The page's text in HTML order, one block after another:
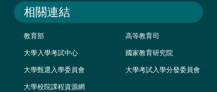
相關連結
教育部 高等教育司
大學入學考試中心 國家教育研究院
大學甄選入學委員會 大學考試入學分發委員會
大學校院課程資源網